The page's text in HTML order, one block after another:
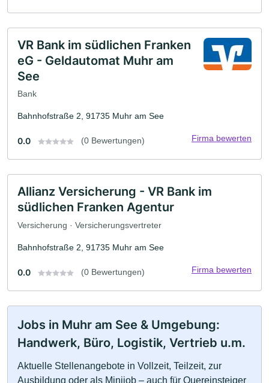
VR Bank im südlichen Franken
eG - Geldautomat Muhr am
See
Bank
Bahnhofstraße 2, 91735 Muhr am See
0.0 (0 Bewertungen) Firma bewerten
Allianz Versicherung - VR Bank im
südlichen Franken Agentur
Versicherung · Versicherungsvertreter
Bahnhofstraße 2, 91735 Muhr am See
0.0 (0 Bewertungen) Firma bewerten
Jobs in Muhr am See & Umgebung:
Handwerk, Büro, Logistik, Vertrieb u.m.
Aktuelle Stellenangebote in Vollzeit, Teilzeit, zur
Ausbildung oder als Minijob – auch für Quereinsteiger